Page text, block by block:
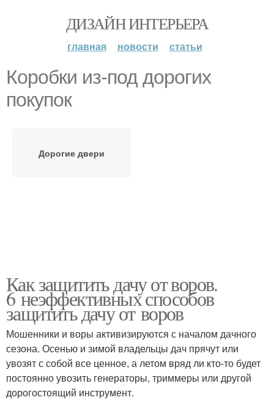
ДИЗАЙН ИНТЕРЬЕРА
главная новости статьи
Коробки из-под дорогих
покупок
Дорогие двери
Как защитить дачу от воров.
6 неэффективных способов
защитить дачу от воров
Мошенники и воры активизируются с началом дачного
сезона. Осенью и зимой владельцы дач прячут или
увозят с собой все ценное, а летом вряд ли кто-то будет
постоянно увозить генераторы, триммеры или другой
дорогостоящий инструмент.